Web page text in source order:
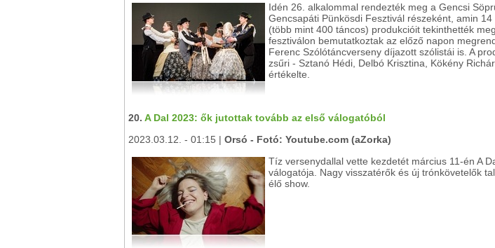
Idén 26. alkalommal rendezték meg a Gencsi
Gencsapáti Pünkösdi Fesztivál részeként, amin 14
(több mint 400 táncos) produkcióit tekinthették
fesztiválon bemutatkoztak az előző napon
Ferenc Szólótáncverseny díjazott szólistái is. A
zsűri - Sztanó Hédi, Delbó Krisztina, Kökény
értékelte.
20. A Dal 2023: ők jutottak tovább az első válogatóból
2023.03.12. - 01:15 | Orsó - Fotó: Youtube.com (aZorka)
Tíz versenydallal vette kezdetét március 11-én A
válogatója. Nagy visszatérők és új trónkövetelők
élő show.